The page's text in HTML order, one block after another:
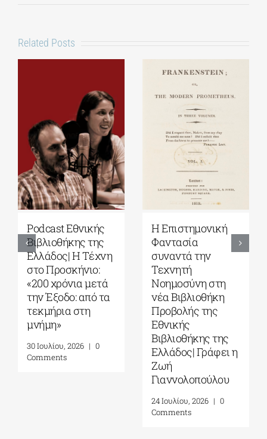
Related Posts
Podcast Εθνικής
Βιβλιοθήκης της
Ελλάδος| Η Tέχνη
στο Προσκήνιο:
«200 χρόνια μετά
την Έξοδο: από τα
τεκμήρια στη
μνήμη»
30 Ιουλίου, 2026 | 0
Comments
Η Επιστημονική
Φαντασία
συναντά την
Τεχνητή
Νοημοσύνη στη
νέα Βιβλιοθήκη
Προβολής της
Εθνικής
Βιβλιοθήκης της
Ελλάδος| Γράφει η
Ζωή
Γιαννολοπούλου
24 Ιουλίου, 2026 | 0
Comments